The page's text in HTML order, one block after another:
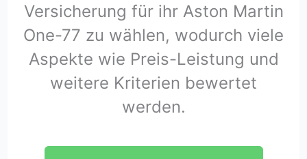
Versicherung für ihr Aston Martin
One-77 zu wählen, wodurch viele
Aspekte wie Preis-Leistung und
weitere Kriterien bewertet
werden.